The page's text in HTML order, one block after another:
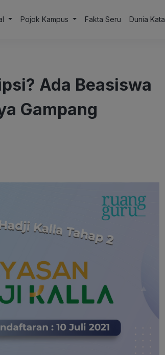
Pojok Kampus Fakta Seru Dunia Kata
Ada Beasiswa
Gampang